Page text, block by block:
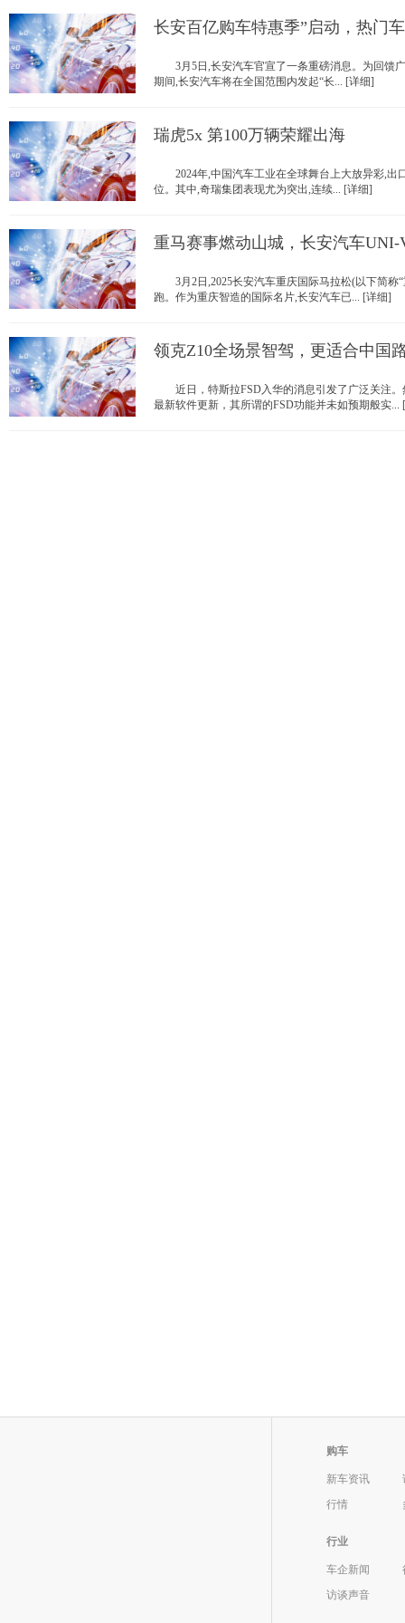
长安百亿购车特惠季”启动，热门
3月5日,长安汽车官宣了一条重磅消息。为回馈
期间,长安汽车将在全国范围内发起“长... [详细]
瑞虎5x 第100万辆荣耀出海
2024年,中国汽车工业在全球舞台上大放异彩,出
位。其中,奇瑞集团表现尤为突出,连续... [详细]
重马赛事燃动山城，长安汽车UNI-
3月2日,2025长安汽车重庆国际马拉松(以下简称“
跑。作为重庆智造的国际名片,长安汽车已... [详细]
领克Z10全场景智驾，更适合中国
近日，特斯拉FSD入华的消息引发了广泛关注。
最新软件更新，其所谓的FSD功能并未如预期般实...
购车
新车资讯
行情
行业
车企新闻
访谈声音